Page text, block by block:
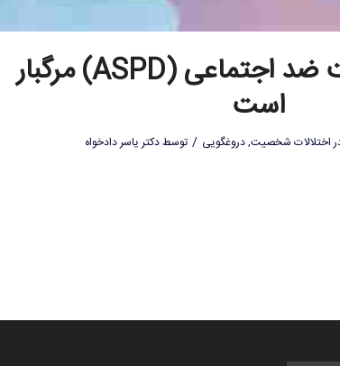
اختلال شخصیت ضد اجتماعی (ASPD) مرگبار
است
اختلالات شخصیت,دروغگویی / توسطدکتر یاسر دادخواه